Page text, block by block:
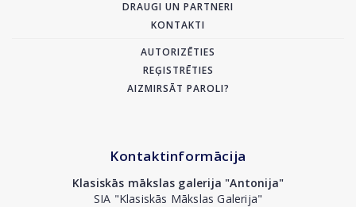
DRAUGI UN PARTNERI
KONTAKTI
AUTORIZĒTIES
REĢISTRĒTIES
AIZMIRSĀT PAROLI?
Kontaktinformācija
Klasiskās mākslas galerija "Antonija"
SIA "Klasiskās Mākslas Galerija"